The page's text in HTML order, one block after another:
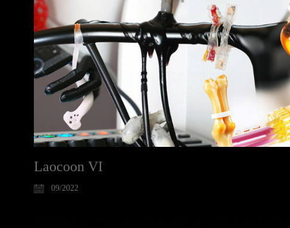
Laocoon VI
09/2022